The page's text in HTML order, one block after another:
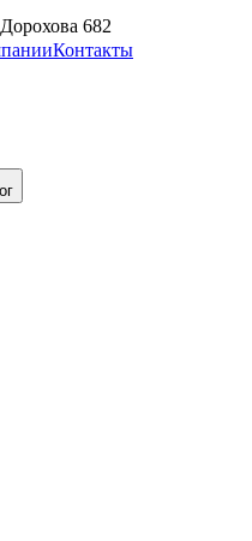
682
Контакты